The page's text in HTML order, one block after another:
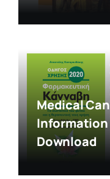
Medical
Information
Download